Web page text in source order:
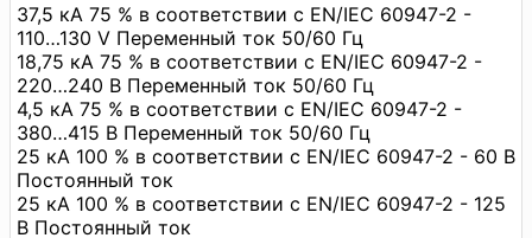
37,5 кА 75 % в соответствии с EN/IEC 60947-2 -
110…130 V Переменный ток 50/60 Гц
18,75 кА 75 % в соответствии с EN/IEC 60947-2 -
220…240 В Переменный ток 50/60 Гц
4,5 кА 75 % в соответствии с EN/IEC 60947-2 -
380…415 В Переменный ток 50/60 Гц
25 кА 100 % в соответствии с EN/IEC 60947-2 - 60 В
Постоянный ток
25 кА 100 % в соответствии с EN/IEC 60947-2 - 125
В Постоянный ток